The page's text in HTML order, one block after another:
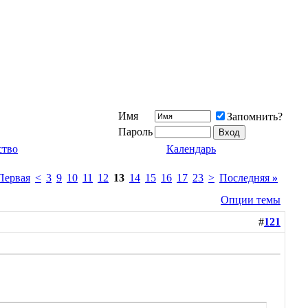
Имя
Запомнить?
Пароль
Календарь
< 3 9 10 11 12 13 14 15 16 17 23 > Последняя »
Опции темы
#121